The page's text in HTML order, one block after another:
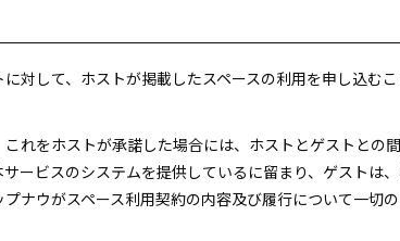
対して、ホストが掲載したスペースの利用を申し込む
れをホストが承諾した場合には、ホストとゲストとの
ービスのシステムを提供しているに留まり、ゲストは
ナウがスペース利用契約の内容及び履行について一切